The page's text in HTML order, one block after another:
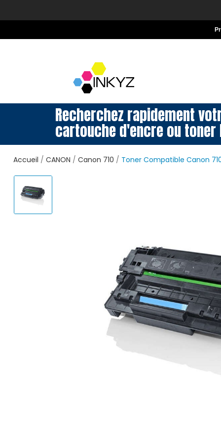
Recherchez rapidement
cartouche d'encre ou toner
Accueil CANON Canon 710 Toner Compatible Canon